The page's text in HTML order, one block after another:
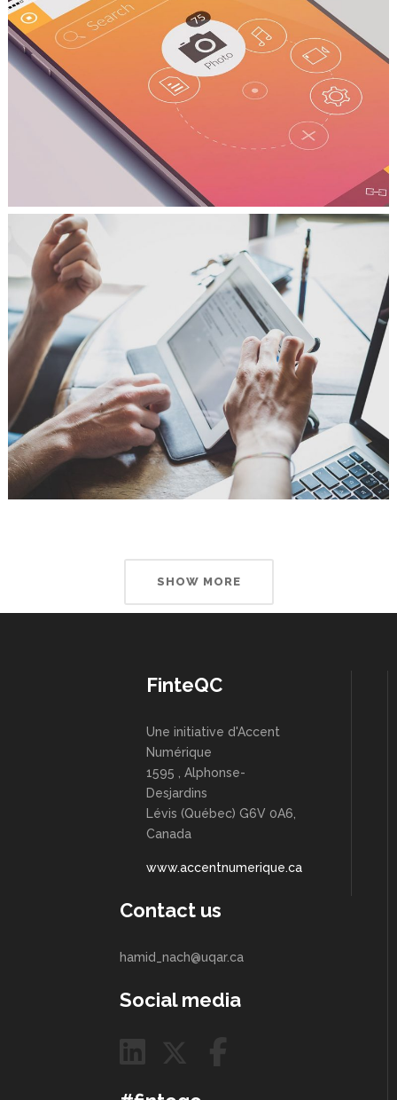
SHOW MORE
FinteQC
Une initiative d'Accent
Numérique
1595 , Alphonse-
Desjardins
Lévis (Québec) G6V 0A6,
Canada
www.accentnumerique.ca
Contact us
hamid_nach@uqar.ca
Social media